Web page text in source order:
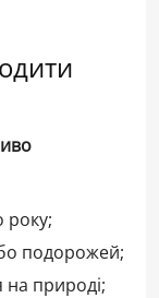
року;
подорожей;
на природі;